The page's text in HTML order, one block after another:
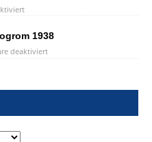
1938
deaktiviert